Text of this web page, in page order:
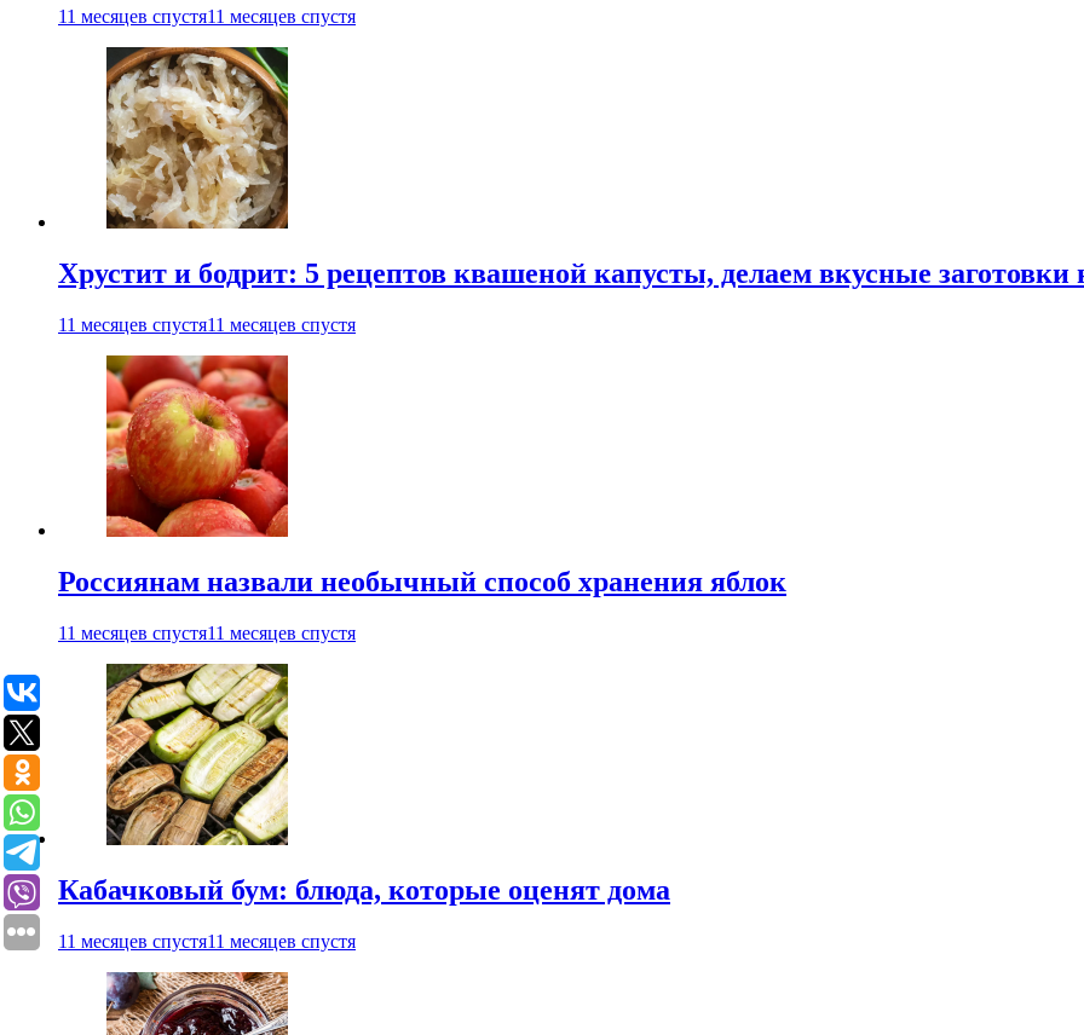
11 месяцев спустя11 месяцев спустя
Хрустит и бодрит: 5 рецептов квашеной капусты, делаем вкусные заготовки
11 месяцев спустя11 месяцев спустя
Россиянам назвали необычный способ хранения яблок
11 месяцев спустя11 месяцев спустя
Кабачковый бум: блюда, которые оценят дома
11 месяцев спустя11 месяцев спустя